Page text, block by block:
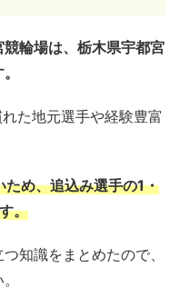
輪場は、栃木県宇都宮
た地元選手や経験豊富
め、追込み選手の1・
。
知識をまとめたので、